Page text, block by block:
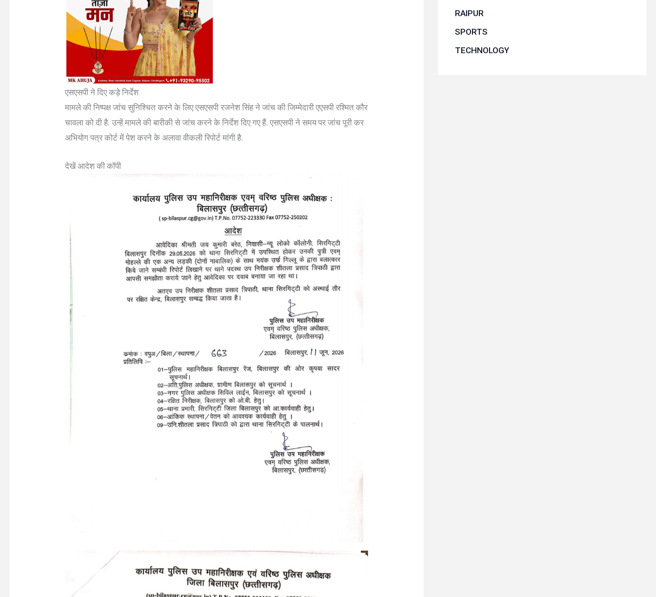
एसएसपी ने दिए कड़े निर्देश
मामले की निष्पक्ष जांच सुनिश्चित करने के लिए एसएसपी रजनेश सिंह ने जांच की जिम्मेदारी एएसपी रश्मित कौर
चावला को दी है. उन्हें मामले की बारीकी से जांच करने के निर्देश दिए गए हैं. एसएसपी ने समय पर जांच पूरी कर
अभियोग पत्र कोर्ट में पेश करने के अलावा वीकली रिपोर्ट मांगी है.
देखें आदेश की कॉपी
RAIPUR
SPORTS
TECHNOLOGY